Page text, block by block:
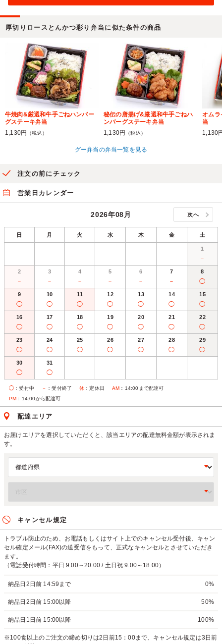
厚切りロースとんかつ彩り弁当に似た条件の商品
牛焼肉&厳選和牛手ごねハンバー
グステーキ弁当
1,130円
（税込）
秘伝の唐揚げ&厳選和牛手ごねハ
ンバーグステーキ弁当
1,130円
（税込）
オムラ
当
1,130
グー弁当の弁当一覧を見る
注文の前にチェック
営業日カレンダー
2026年08月 次へ
日 月 火 水 木 金 土
1
－
2
－
3
－
4
－
5
－
6
－
7
－
8
◯
9
◯
10
◯
11
◯
12
◯
13
◯
14
◯
15
◯
16
◯
17
◯
18
◯
19
◯
20
◯
21
◯
22
◯
23
◯
24
◯
25
◯
26
◯
27
◯
28
◯
29
◯
30
◯
31
◯
◯ ：受付中 － ：受付終了 休 ：定休日 AM ：14:00まで配達可
PM ：14:00から配達可
配達エリア
お届けエリアを選択していただくと、該当エリアの配達無料金額が表示されま
す。
キャンセル規定
トラブル防止のため、お電話もしくはサイト上でのキャンセル受付後、キャン
セル確定メール(FAX)の送受信をもって、正式なキャンセルとさせていただき
ます。
（電話受付時間：平日 9:00～20:00 / 土日祝 9:00～18:00）
納品日2日前 14:59まで 0%
納品日2日前 15:00以降 50%
納品日1日前 15:00以降 100%
※100食以上のご注文の締め切りは2日前15：00まで、キャンセル規定は3日前